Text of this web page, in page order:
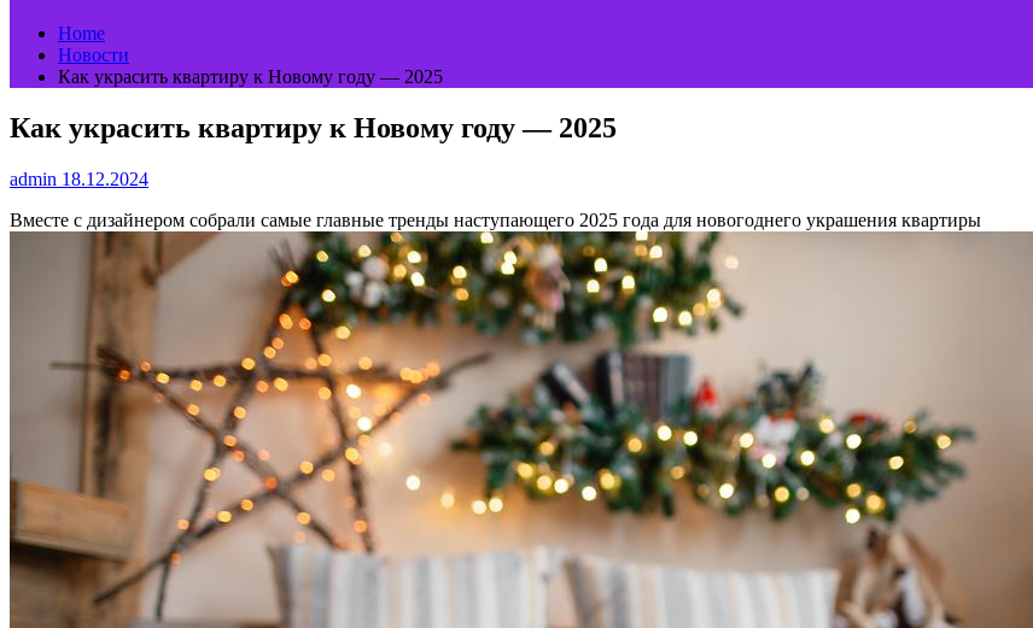
Home
Новости
Как украсить квартиру к Новому году — 2025
Как украсить квартиру к Новому году — 2025
admin 18.12.2024
Вместе с дизайнером собрали самые главные тренды наступающего 2025 года для новогоднего украшения квартиры